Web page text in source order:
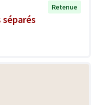
Retenue